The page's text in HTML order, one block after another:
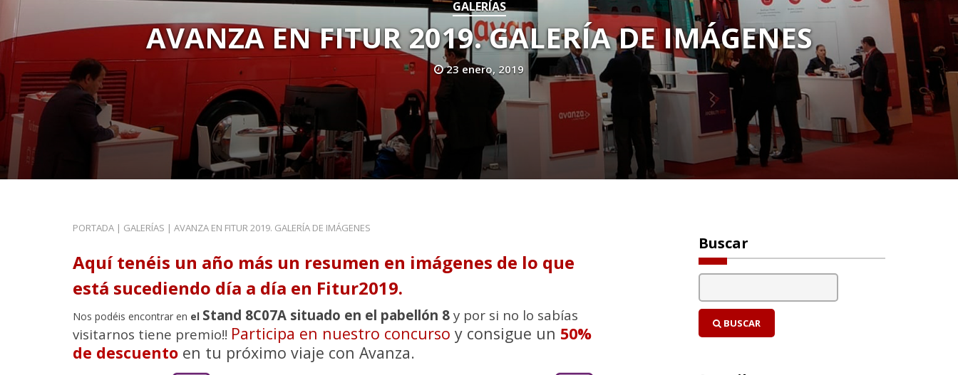
GALERÍAS
AVANZA EN FITUR 2019. GALERÍA DE IMÁGENES
23 enero, 2019
PORTADA | GALERÍAS | AVANZA EN FITUR 2019. GALERÍA DE IMÁGENES
Aquí tenéis un año más un resumen en imágenes de lo que
está sucediendo día a día en Fitur2019.
Nos podéis encontrar en el Stand 8C07A situado en el pabellón 8 y por si no lo sabías
visitarnos tiene premio!! Participa en nuestro concurso y consigue un 50%
de descuento en tu próximo viaje con Avanza.
Buscar
BUSCAR